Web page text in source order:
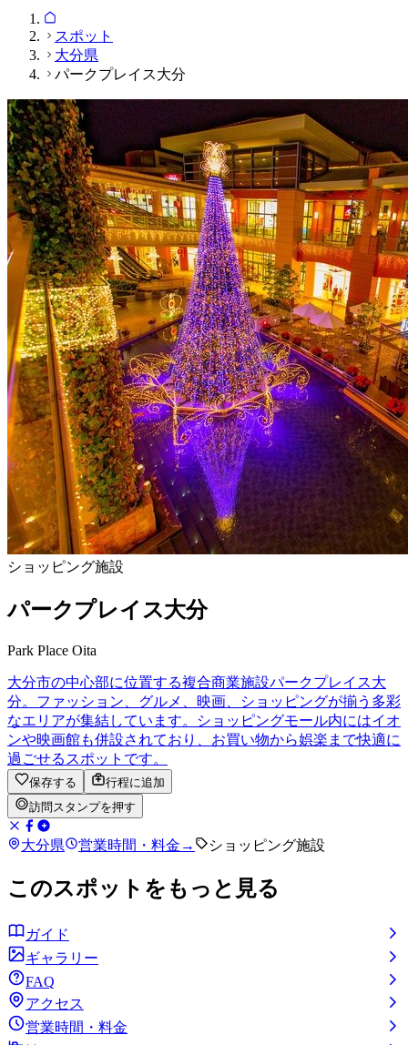
スポット
大分県
パークプレイス大分
ショッピング施設
パークプレイス大分
Park Place Oita
大分市の中心部に位置する複合商業施設パークプレイス大
分。ファッション、グルメ、映画、ショッピングが揃う多彩
なエリアが集結しています。ショッピングモール内にはイオ
ンや映画館も併設されており、お買い物から娯楽まで快適に
過ごせるスポットです。
保存する
行程に追加
訪問スタンプを押す
大分県 営業時間・料金 → ショッピング施設
このスポットをもっと見る
ガイド
ギャラリー
FAQ
アクセス
営業時間・料金